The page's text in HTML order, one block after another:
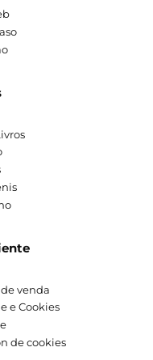
venda
e Cookies
de cookies